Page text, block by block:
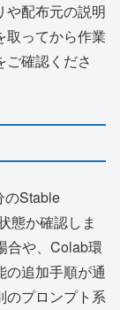
や配布元の説明
取ってから作業
ご確認くださ
のStable
態か確認しま
合や、Colab環
の追加手順が通
のプロンプト系